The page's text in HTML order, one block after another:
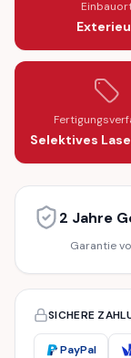
Selektives
2 Jahre
Garantie
SICHERE
PayPal